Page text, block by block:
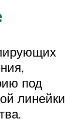
под
линейки